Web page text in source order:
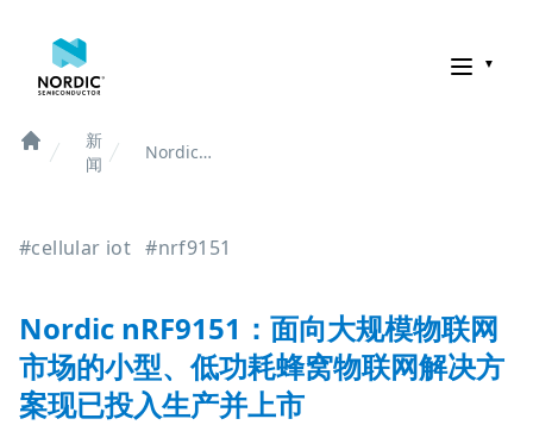
诺迪克半导体
Home
新
闻
Nordic
的小型、低
案现已投入
生产并上市
#cellular iot #nrf9151
Nordic nRF9151：面向大规模物联网
市场的小型、低功耗蜂窝物联网解决方
案现已投入生产并上市